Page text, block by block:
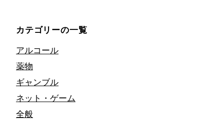
カテゴリーの一覧
アルコール
薬物
ギャンブル
ネット・ゲーム
全般